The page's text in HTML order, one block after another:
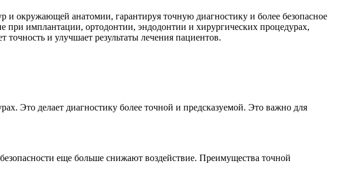
и окружающей анатомии, гарантируя точную диагностику и более безопасное
при имплантации, ортодонтии, эндодонтии и хирургических процедурах,
и улучшает результаты лечения пациентов.
Это делает диагностику более точной и предсказуемой. Это важно для
еще больше снижают воздействие. Преимущества точной